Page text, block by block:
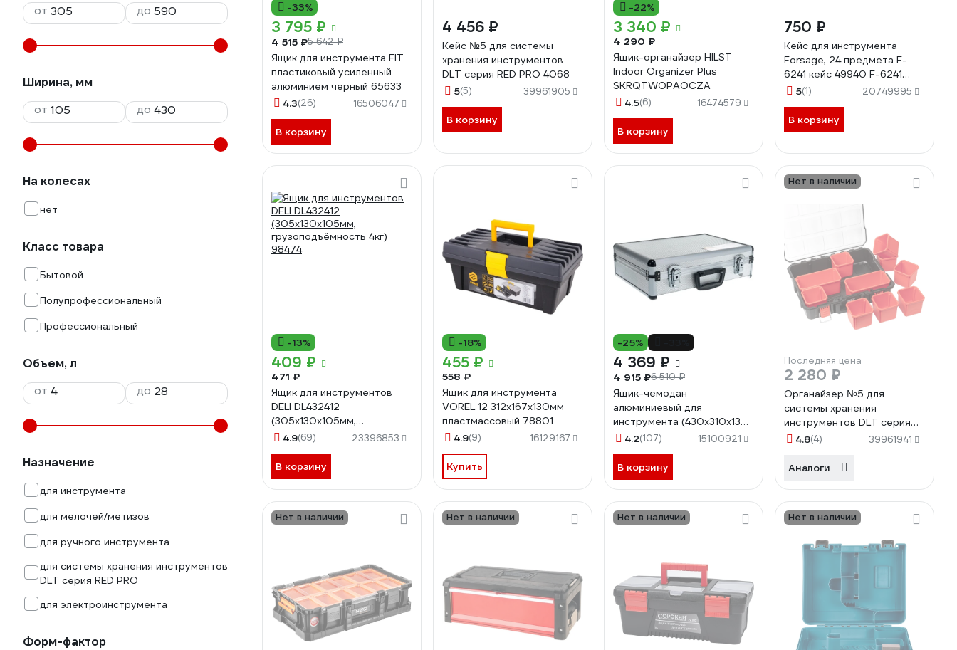
от
до
Ширина, мм
от
до
На колесах
нет
Класс товара
Бытовой
Полупрофессиональный
Профессиональный
Объем, л
от
до
Назначение
для инструмента
для мелочей/метизов
для ручного инструмента
для системы хранения инструментов
DLT серия RED PRO
для электроинструмента
Форм-фактор
-33%
3 795 ₽
4 515 ₽5 642 ₽
Ящик для инструмента FIT
пластиковый усиленный
алюминием черный 65633
4.3(26) 16506047
В корзину
4 456 ₽
Кейс №5 для системы
хранения инструментов
DLT серия RED PRO 4068
5(5) 39961905
В корзину
-22%
3 340 ₽
4 290 ₽
Ящик-органайзер HILST
Indoor Organizer Plus
SKRQTWOPAOCZA
4.5(6) 16474579
В корзину
750 ₽
Кейс для инструмента
Forsage, 24 предмета F-
6241 кейс 49940 F-6241
кейс(49940)
5(1) 20749995
В корзину
-13%
409 ₽
471 ₽
Ящик для инструментов
DELI DL432412
(305х130х105мм,
грузоподъёмность 4кг)
4.9(69) 23396853
В корзину
-18%
455 ₽
558 ₽
Ящик для инструмента
VOREL 12 312х167х130мм
пластмассовый 78801
4.9(9) 16129167
Купить
-25%
4 369 ₽
4 915 ₽6 510 ₽
Ящик-чемодан
алюминиевый для
инструмента (430х310х130
мм) FIT 65620
4.2(107) 15100921
В корзину
Нет в наличии
Последняя цена
2 280 ₽
Органайзер №5 для
системы хранения
инструментов DLT серия
Lite 4047
4.8(4) 39961941
Аналоги
Нет в наличии Нет в наличии Нет в наличии Нет в наличии